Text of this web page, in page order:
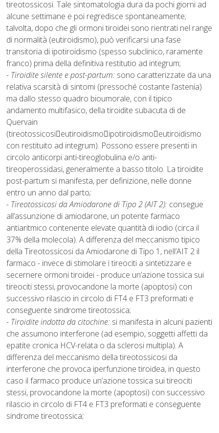
tireotossicosi. Tale sintomatologia dura da pochi giorni ad
alcune settimane e poi regredisce spontaneamente;
talvolta, dopo che gli ormoni tiroidei sono rientrati nel range
di normalità (eutiroidismo), può verificarsi una fase
transitoria di ipotiroidismo (spesso subclinico, raramente
franco) prima della definitiva restitutio ad integrum;
- Tiroidite silente e post-partum: sono caratterizzate da una
relativa scarsità di sintomi (pressoché costante l’astenia)
ma dallo stesso quadro bioumorale, con il tipico
andamento multifasico, della tiroidite subacuta di de
Quervain
(tireotossicosieutiroidismoipotiroidismoeutiroidismo
con restituito ad integrum). Possono essere presenti in
circolo anticorpi anti-tireoglobulina e/o anti-
tireoperossidasi, generalmente a basso titolo. La tiroidite
post-partum si manifesta, per definizione, nelle donne
entro un anno dal parto;
- Tireotossicosi da Amiodarone di Tipo 2 (AIT 2): consegue
all’assunzione di amiodarone, un potente farmaco
antiaritmico contenente elevate quantità di iodio (circa il
37% della molecola). A differenza del meccanismo tipico
della Tireotossicosi da Amiodarone di Tipo 1, nell’AIT 2 il
farmaco - invece di stimolare i tireociti a sintetizzare e
secernere ormoni tiroidei - produce un’azione tossica sui
tireociti stessi, provocandone la morte (apoptosi) con
successivo rilascio in circolo di FT4 e FT3 preformati e
conseguente sindrome tireotossica;
- Tiroidite indotta da citochine: si manifesta in alcuni pazienti
che assumono interferone (ad esempio, soggetti affetti da
epatite cronica HCV-relata o da sclerosi multipla). A
differenza del meccanismo della tireotossicosi da
interferone che provoca iperfunzione tiroidea, in questo
caso il farmaco produce un’azione tossica sui tireociti
stessi, provocandone la morte (apoptosi) con successivo
rilascio in circolo di FT4 e FT3 preformati e conseguente
sindrome tireotossica;